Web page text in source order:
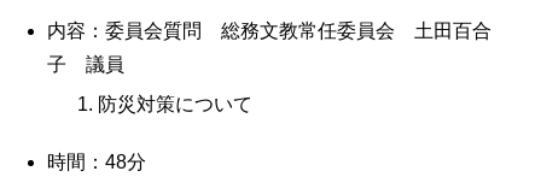
内容：委員会質問 総務文教常任委員会 土田百合
子 議員
防災対策について
時間：48分